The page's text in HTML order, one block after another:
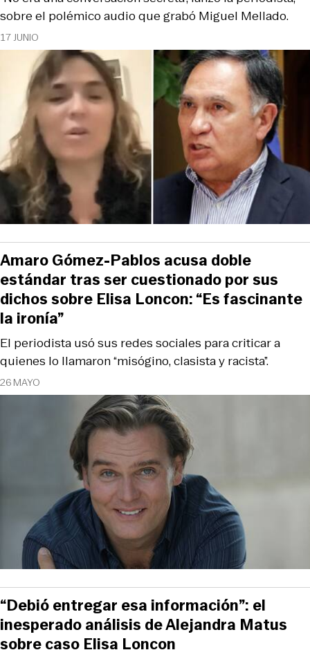
17 JUNIO
sobre el polémico audio que grabó Miguel Mellado.
26 MAYO
El periodista usó sus redes sociales para criticar a
quienes lo llamaron “misógino, clasista y racista”.
Amaro Gómez-Pablos acusa doble
estándar tras ser cuestionado por sus
dichos sobre Elisa Loncon: “Es fascinante
la ironía”
“Debió entregar esa información”: el
inesperado análisis de Alejandra Matus
sobre caso Elisa Loncon